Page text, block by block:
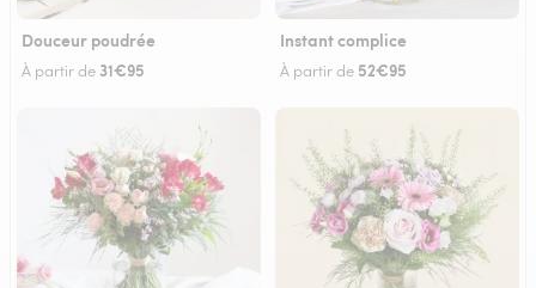
Douceur poudrée
À partir de 31€95
Instant complice
À partir de 52€95